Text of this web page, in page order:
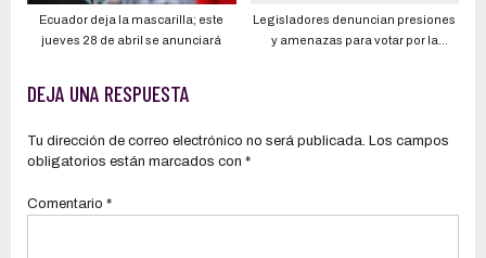
Ecuador deja la mascarilla; este
jueves 28 de abril se anunciará
Legisladores denuncian presiones
y amenazas para votar por la
DEJA UNA RESPUESTA
Tu dirección de correo electrónico no será publicada. Los campos
obligatorios están marcados con *
Comentario *